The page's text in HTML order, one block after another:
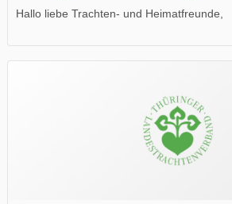
Hallo liebe Trachten- und Heimatfreunde,
Wir wünschen Euch viel Spaß beim Lesen.